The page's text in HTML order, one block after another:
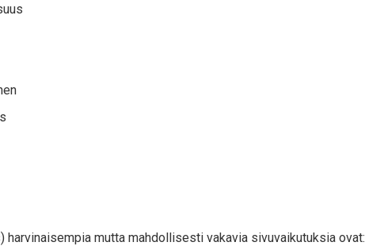
harvinaisempia mutta mahdollisesti vakavia sivuvaikutuksia ovat: